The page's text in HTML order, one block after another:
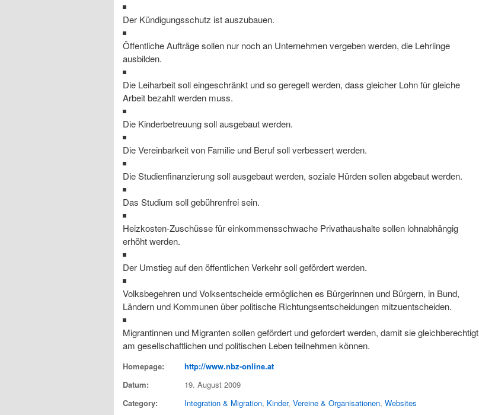
Der Kündigungsschutz ist auszubauen.
Öffentliche Aufträge sollen nur noch an Unternehmen vergeben werden, die Lehrlinge
ausbilden.
Die Leiharbeit soll eingeschränkt und so geregelt werden, dass gleicher Lohn für gleiche
Arbeit bezahlt werden muss.
Die Kinderbetreuung soll ausgebaut werden.
Die Vereinbarkeit von Familie und Beruf soll verbessert werden.
Die Studienfinanzierung soll ausgebaut werden, soziale Hürden sollen abgebaut werden.
Das Studium soll gebührenfrei sein.
Heizkosten-Zuschüsse für einkommensschwache Privathaushalte sollen lohnabhängig
erhöht werden.
Der Umstieg auf den öffentlichen Verkehr soll gefördert werden.
Volksbegehren und Volksentscheide ermöglichen es Bürgerinnen und Bürgern, in Bund,
Ländern und Kommunen über politische Richtungsentscheidungen mitzuentscheiden.
Migrantinnen und Migranten sollen gefördert und gefordert werden, damit sie gleichberechtigt
am gesellschaftlichen und politischen Leben teilnehmen können.
Homepage:
http://www.nbz-online.at
Datum:
19. August 2009
Category:
Integration & Migration, Kinder, Vereine & Organisationen, Websites